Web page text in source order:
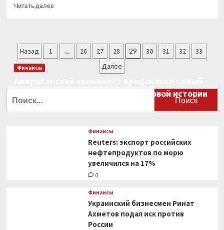
Читать далееПрочитать
заполнить
суммы
в
НДФЛ
Пагинация
записей
Назад 1 … 26 27 28 29 30 31 32
33
Далее
Финансы
большой финансовый крах в мировой истории
Финансы
Reuters: экспорт российских
нефтепродуктов по морю
увеличился на 17%
0
Финансы
Украинский бизнесмен Ринат
Ахметов подал иск против
России